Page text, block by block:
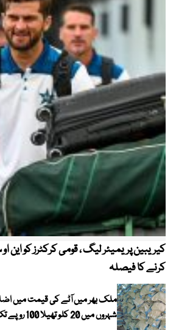
کرنے کا فیصلہ
ملک بھر میں آٹے کی قیمت میں
شہروں میں 20 کلو تھیلا 100 روپے تک مہنگا